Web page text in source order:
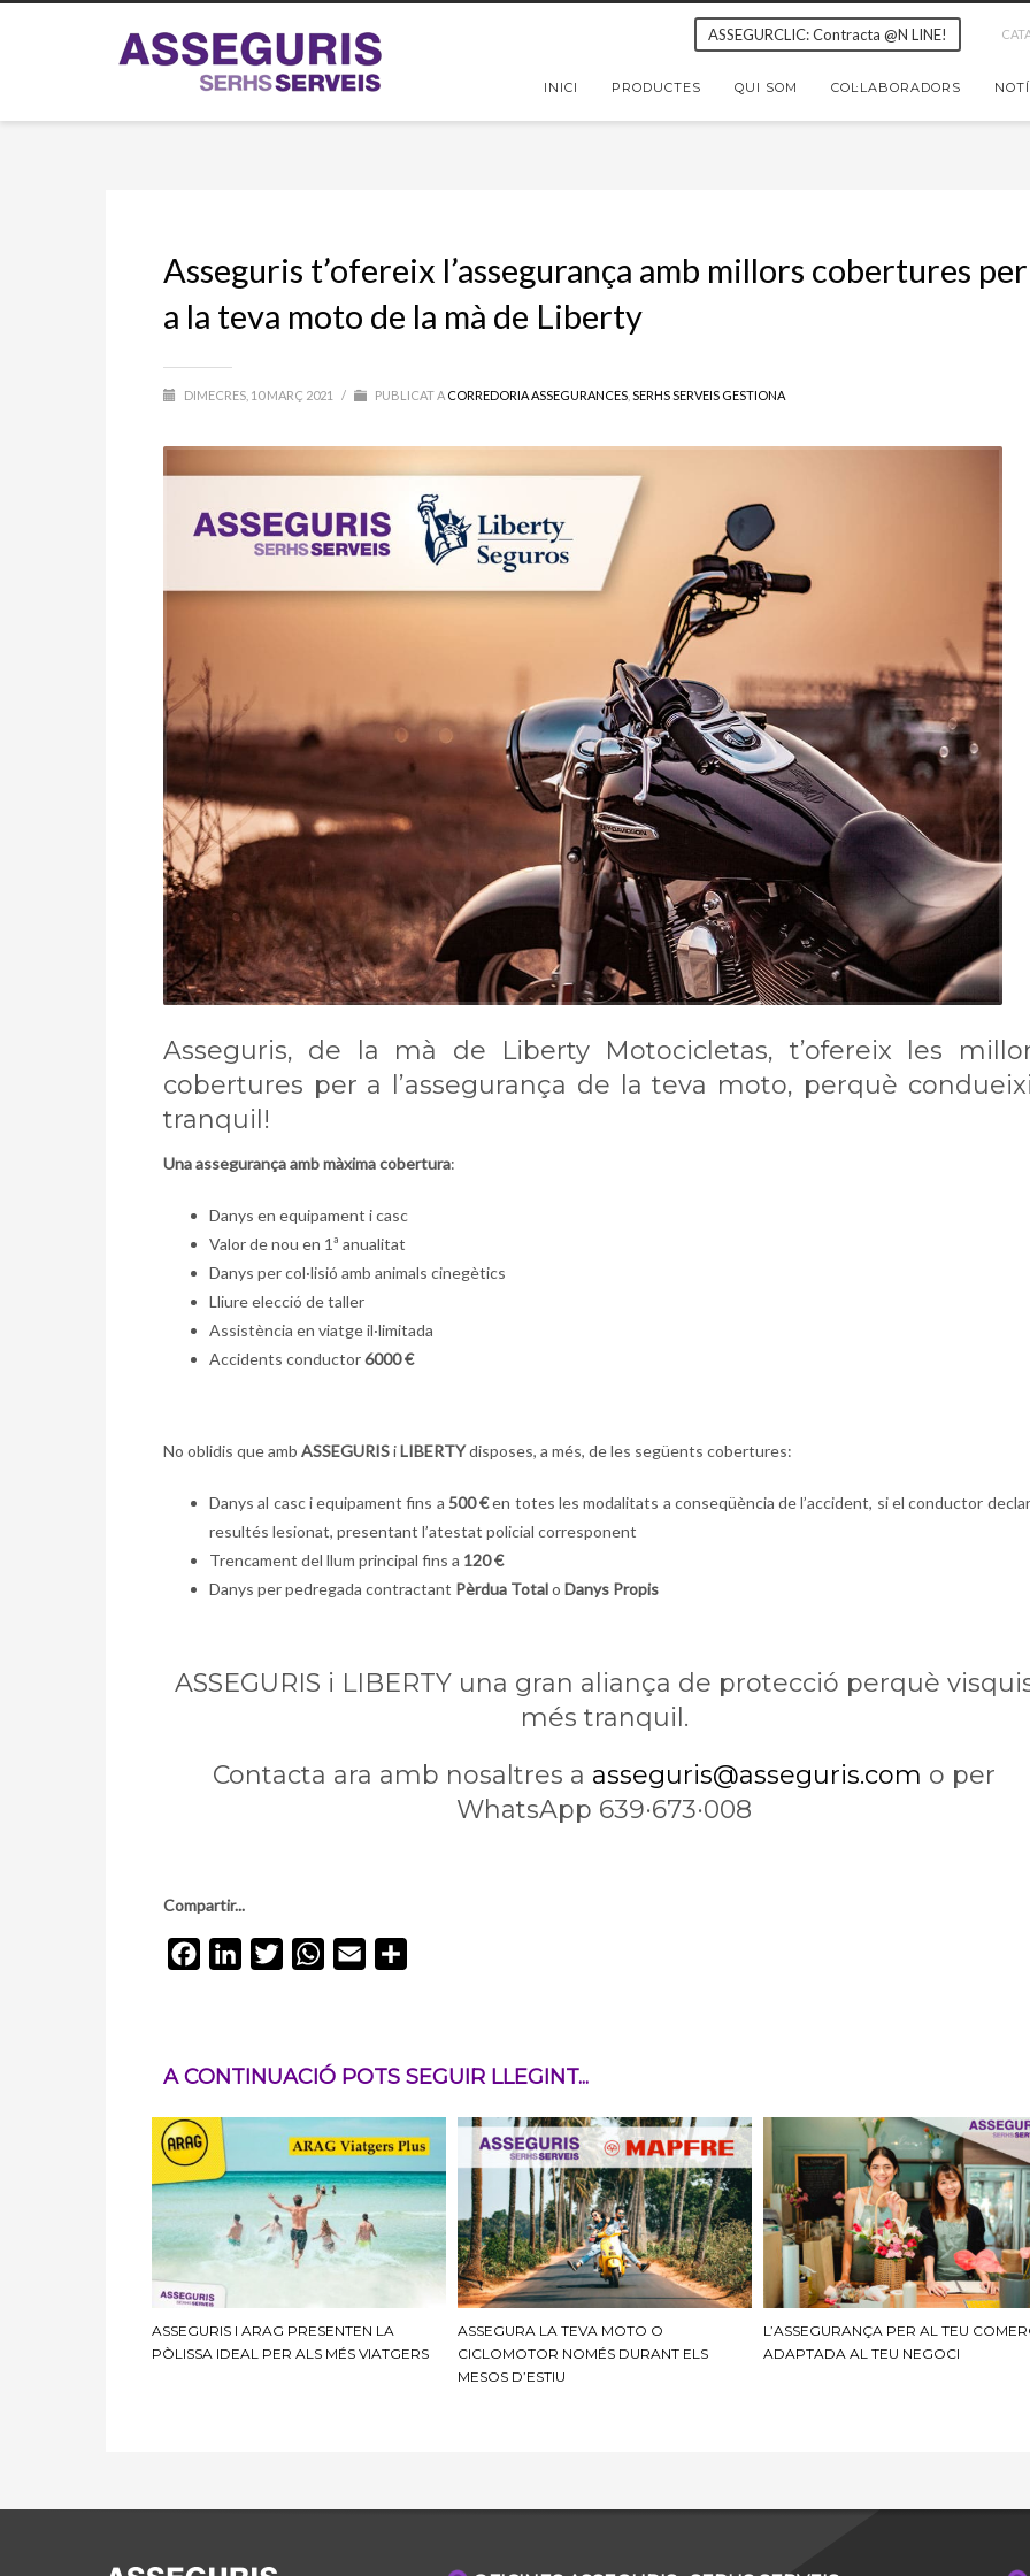
ASSEGURCLIC: Contracta @N LINE!
INICI PRODUCTES QUI SOM COL·LABORADORS
Asseguris t’ofereix l’assegurança amb millors cobertures per
a la teva moto de la mà de Liberty
DIMECRES, 10 MARÇ 2021 / PUBLICAT A CORREDORIA ASSEGURANCES SERHS SERVEIS GESTIONA
Asseguris, de la mà de Liberty Motocicletas, t’ofereix les
cobertures per a l’assegurança de la teva moto, perquè
tranquil!
Una assegurança amb màxima cobertura:
Danys en equipament i casc
Valor de nou en 1ª anualitat
Danys per col·lisió amb animals cinegètics
Lliure elecció de taller
Assistència en viatge il·limitada
Accidents conductor6000 €
No oblidis que amb ASSEGURISiLIBERTYdisposes, a més, de les següents cobertures:
Danys al casc i equipament fins a 500 €en totes les modalitats a conseqüència de l’accident, si el conductor
resultés lesionat, presentant l’atestat policial corresponent
Trencament del llum principal fins a 120 €
Danys per pedregada contractant Pèrdua Totalo Danys Propis
ASSEGURIS i LIBERTY una gran aliança de protecció perquè
més tranquil.
Contacta ara amb nosaltres a asseguris@asseguris.com o per
WhatsApp 639·673·008
Compartir...
FacebookLinkedInTwitterWhatsApp
Email
A CONTINUACIÓ POTS SEGUIR LLEGINT...
ASSEGURIS I ARAG PRESENTEN LA
PÒLISSA IDEAL PER ALS MÉS VIATGERS
ASSEGURA LA TEVA MOTO O
CICLOMOTOR NOMÉS DURANT ELS
MESOS D’ESTIU
L’ASSEGURANÇA PER AL TEU
ADAPTADA AL TEU NEGOCI